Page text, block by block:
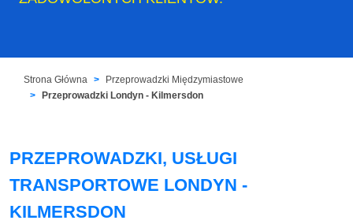
Strona Główna
Przeprowadzki Międzymiastowe
Przeprowadzki Londyn - Kilmersdon
PRZEPROWADZKI, USŁUGI
TRANSPORTOWE LONDYN -
KILMERSDON